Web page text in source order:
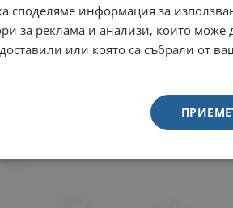
12.69€ / 24.82ЛВ.
Вкус: Пилешко
55.79
споделяме информация за
за реклама и анализи, които може
или която са събрали от